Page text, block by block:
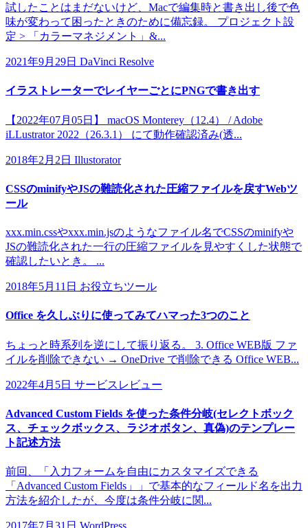
試したことはまだないけど、Macで編集時と書き出し後で色
味が変わって困ったときのために備忘録。 プロジェクト設
定 > 「カラーマネジメント」&...
2021年9月29日 DaVinci Resolve
イラストレーターでレイヤーごとにPNGで書き出す
【2022年07月05日】 macOS Monterey（12.4） / Adobe
iLLustrator 2022（26.3.1） にて動作確認済み(透...
2018年2月2日 Illustorator
CSSのminifyやJSの難読化された圧縮ファイルを戻すWebツ
ール
xxx.min.cssやxxx.min.jsのようなファイル名でCSSのminifyや
JSの難読化された一行の圧縮ファイルを見やすくした状態で
確認したいとき。 ...
2018年5月11日 お役立ちツール
Office を久しぶりに使ってみてハマった3つのこと
ちょっと時系列を逆にして振り返る。 3. Office WEB版 ファ
イルを削除できない → OneDrive で削除できる Office WEB...
2022年4月5日 サービスレビュー
Advanced Custom Fields を使った条件分岐(セレクトボック
ス、チェックボックス、ラジオボタン、真偽)のテンプレー
ト記述方法
前回、「入力フォームを自由にカスタマイズできる
「Advanced Custom Fields」」で基本的なフィールド名を出力
方法を紹介したが、今度は条件分岐に関...
2017年7月31日 WordPress